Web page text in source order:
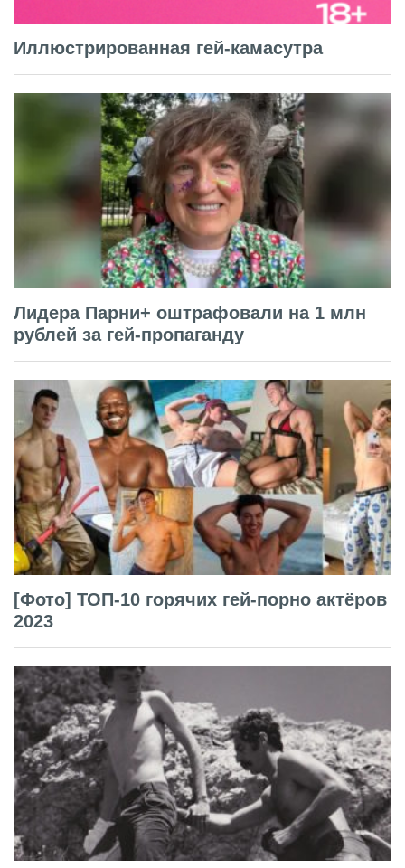
Иллюстрированная гей-камасутра
Лидера Парни+ оштрафовали на 1 млн
рублей за гей-пропаганду
[Фото] ТОП-10 горячих гей-порно актёров
2023